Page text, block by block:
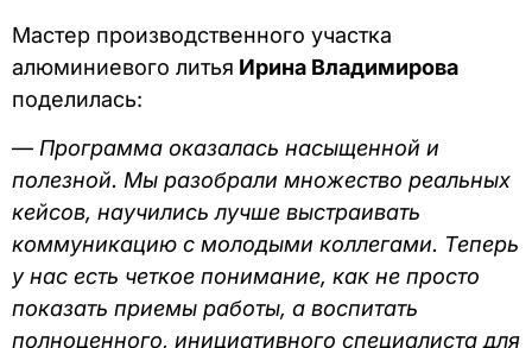
Мастер производственного участка
алюминиевого литья Ирина Владимирова
поделилась:
— Программа оказалась насыщенной и
полезной. Мы разобрали множество реальных
кейсов, научились лучше выстраивать
коммуникацию с молодыми коллегами. Теперь
у нас есть четкое понимание, как не просто
показать приемы работы, а воспитать
полноценного, инициативного специалиста для